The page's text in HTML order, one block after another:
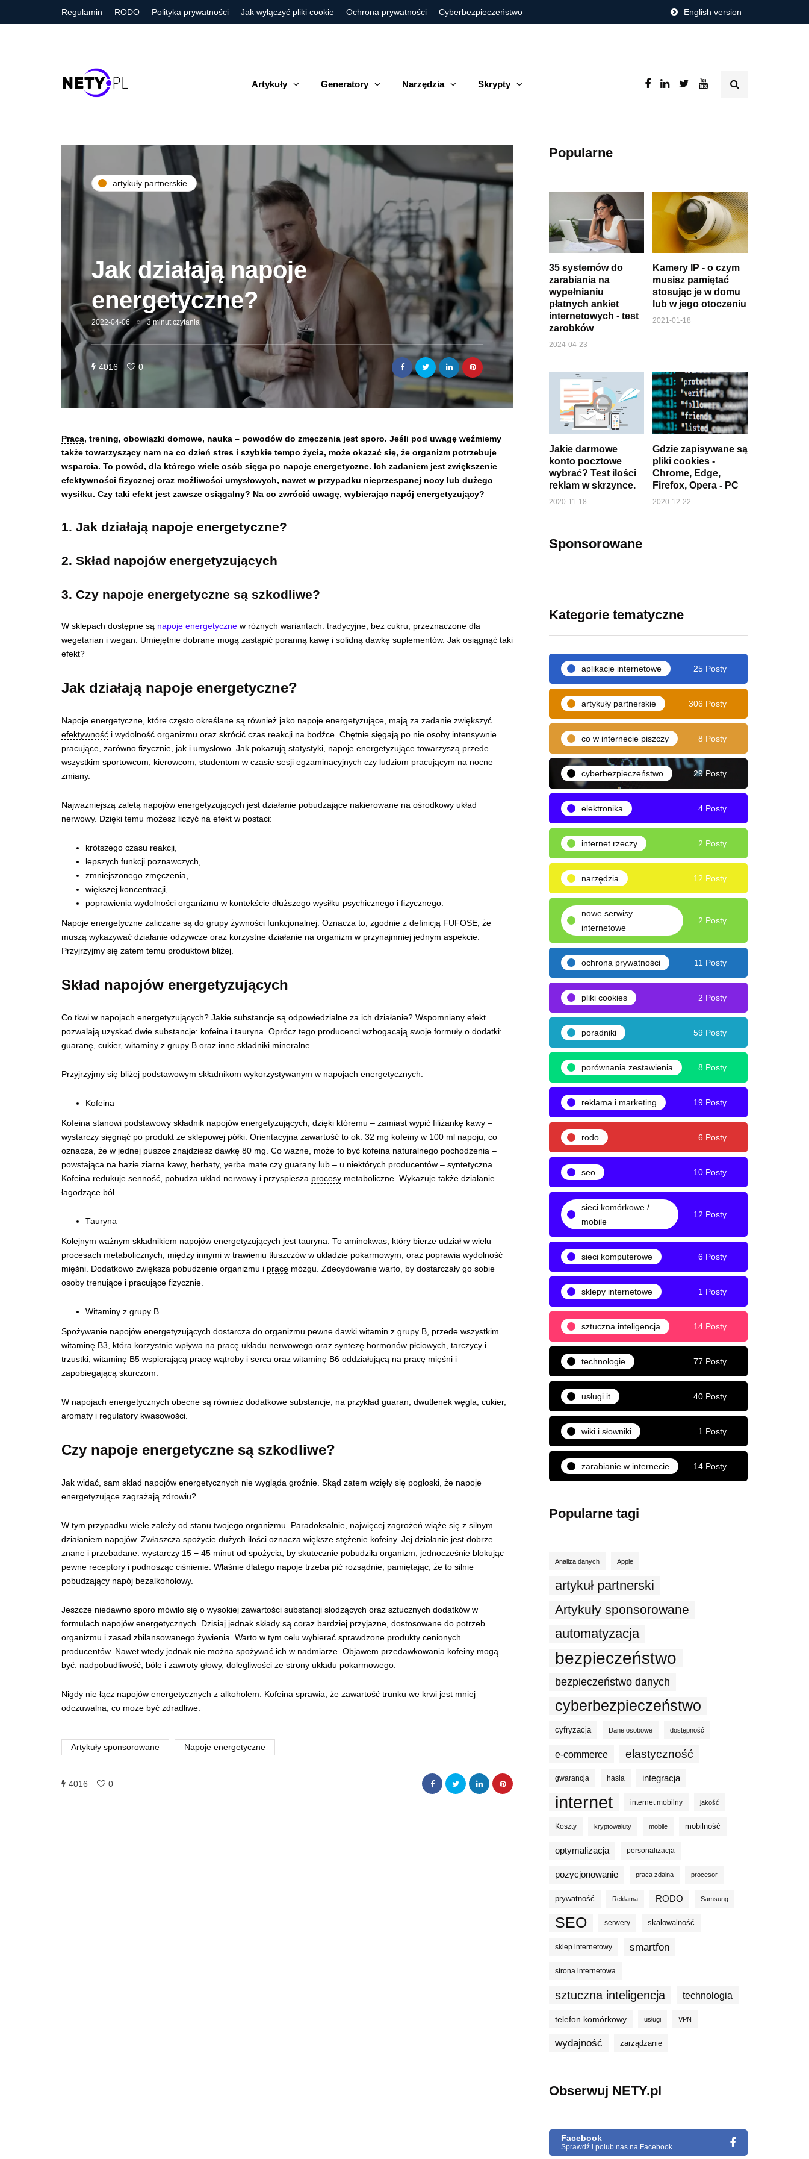
Regulamin RODO Polityka prywatności Jak wyłączyć pliki cookie Ochrona prywatności Cyberbezpieczeństwo English version
Artykuły Generatory Narzędzia Skrypty
artykuły partnerskie
Jak działają napoje
energetyczne?
2022-04-06 3 minut czytania
4016 0
Praca, trening, obowiązki domowe, nauka – powodów do zmęczenia jest sporo. Jeśli pod uwagę weźmiemy
także towarzyszący nam na co dzień stres i szybkie tempo życia, może okazać się, że organizm potrzebuje
wsparcia. To powód, dla którego wiele osób sięga po napoje energetyczne. Ich zadaniem jest zwiększenie
efektywności fizycznej oraz możliwości umysłowych, nawet w przypadku nieprzespanej nocy lub dużego
wysiłku. Czy taki efekt jest zawsze osiągalny? Na co zwrócić uwagę, wybierając napój energetyzujący?
1. Jak działają napoje energetyczne?
2. Skład napojów energetyzujących
3. Czy napoje energetyczne są szkodliwe?
W sklepach dostępne są napoje energetyczne w różnych wariantach: tradycyjne, bez cukru, przeznaczone dla
wegetarian i wegan. Umiejętnie dobrane mogą zastąpić poranną kawę i solidną dawkę suplementów. Jak osiągnąć taki
efekt?
Jak działają napoje energetyczne?
Napoje energetyczne, które często określane są również jako napoje energetyzujące, mają za zadanie zwiększyć
efektywność i wydolność organizmu oraz skrócić czas reakcji na bodźce. Chętnie sięgają po nie osoby intensywnie
pracujące, zarówno fizycznie, jak i umysłowo. Jak pokazują statystyki, napoje energetyzujące towarzyszą przede
wszystkim sportowcom, kierowcom, studentom w czasie sesji egzaminacyjnych czy ludziom pracującym na nocne
zmiany.
Najważniejszą zaletą napojów energetyzujących jest działanie pobudzające nakierowane na ośrodkowy układ
nerwowy. Dzięki temu możesz liczyć na efekt w postaci:
krótszego czasu reakcji,
lepszych funkcji poznawczych,
zmniejszonego zmęczenia,
większej koncentracji,
poprawienia wydolności organizmu w kontekście dłuższego wysiłku psychicznego i fizycznego.
Napoje energetyczne zaliczane są do grupy żywności funkcjonalnej. Oznacza to, zgodnie z definicją FUFOSE, że
muszą wykazywać działanie odżywcze oraz korzystne działanie na organizm w przynajmniej jednym aspekcie.
Przyjrzyjmy się zatem temu produktowi bliżej.
Skład napojów energetyzujących
Co tkwi w napojach energetyzujących? Jakie substancje są odpowiedzialne za ich działanie? Wspomniany efekt
pozwalają uzyskać dwie substancje: kofeina i tauryna. Oprócz tego producenci wzbogacają swoje formuły o dodatki:
guaranę, cukier, witaminy z grupy B oraz inne składniki mineralne.
Przyjrzyjmy się bliżej podstawowym składnikom wykorzystywanym w napojach energetycznych.
Kofeina
Kofeina stanowi podstawowy składnik napojów energetyzujących, dzięki któremu – zamiast wypić filiżankę kawy –
wystarczy sięgnąć po produkt ze sklepowej półki. Orientacyjna zawartość to ok. 32 mg kofeiny w 100 ml napoju, co
oznacza, że w jednej puszce znajdziesz dawkę 80 mg. Co ważne, może to być kofeina naturalnego pochodzenia –
powstająca na bazie ziarna kawy, herbaty, yerba mate czy guarany lub – u niektórych producentów – syntetyczna.
Kofeina redukuje senność, pobudza układ nerwowy i przyspiesza procesy metaboliczne. Wykazuje także działanie
łagodzące ból.
Tauryna
Kolejnym ważnym składnikiem napojów energetyzujących jest tauryna. To aminokwas, który bierze udział w wielu
procesach metabolicznych, między innymi w trawieniu tłuszczów w układzie pokarmowym, oraz poprawia wydolność
mięśni. Dodatkowo zwiększa pobudzenie organizmu i pracę mózgu. Zdecydowanie warto, by dostarczały go sobie
osoby trenujące i pracujące fizycznie.
Witaminy z grupy B
Spożywanie napojów energetyzujących dostarcza do organizmu pewne dawki witamin z grupy B, przede wszystkim
witaminę B3, która korzystnie wpływa na pracę układu nerwowego oraz syntezę hormonów płciowych, tarczycy i
trzustki, witaminę B5 wspierającą pracę wątroby i serca oraz witaminę B6 oddziałującą na pracę mięśni i
zapobiegającą skurczom.
W napojach energetycznych obecne są również dodatkowe substancje, na przykład guaran, dwutlenek węgla, cukier,
aromaty i regulatory kwasowości.
Czy napoje energetyczne są szkodliwe?
Jak widać, sam skład napojów energetycznych nie wygląda groźnie. Skąd zatem wzięły się pogłoski, że napoje
energetyzujące zagrażają zdrowiu?
W tym przypadku wiele zależy od stanu twojego organizmu. Paradoksalnie, najwięcej zagrożeń wiąże się z silnym
działaniem napojów. Zwłaszcza spożycie dużych ilości oznacza większe stężenie kofeiny. Jej działanie jest dobrze
znane i przebadane: wystarczy 15 − 45 minut od spożycia, by skutecznie pobudziła organizm, jednocześnie blokując
pewne receptory i podnosząc ciśnienie. Właśnie dlatego napoje trzeba pić rozsądnie, pamiętając, że to silnie
pobudzający napój bezalkoholowy.
Jeszcze niedawno sporo mówiło się o wysokiej zawartości substancji słodzących oraz sztucznych dodatków w
formułach napojów energetycznych. Dzisiaj jednak składy są coraz bardziej przyjazne, dostosowane do potrzeb
organizmu i zasad zbilansowanego żywienia. Warto w tym celu wybierać sprawdzone produkty cenionych
producentów. Nawet wtedy jednak nie można spożywać ich w nadmiarze. Objawem przedawkowania kofeiny mogą
być: nadpobudliwość, bóle i zawroty głowy, dolegliwości ze strony układu pokarmowego.
Nigdy nie łącz napojów energetycznych z alkoholem. Kofeina sprawia, że zawartość trunku we krwi jest mniej
odczuwalna, co może być zdradliwe.
Artykuły sponsorowane Napoje energetyczne
4016 0
Popularne
35 systemów do
zarabiania na
wypełnianiu
płatnych ankiet
internetowych - test
zarobków
2024-04-23
Kamery IP - o czym
musisz pamiętać
stosując je w domu
lub w jego otoczeniu
2021-01-18
Jakie darmowe
konto pocztowe
wybrać? Test ilości
reklam w skrzynce.
2020-11-18
Gdzie zapisywane są
pliki cookies -
Chrome, Edge,
Firefox, Opera - PC
2020-12-22
Sponsorowane
Kategorie tematyczne
aplikacje internetowe 25 Posty
artykuły partnerskie 306 Posty
co w internecie piszczy 8 Posty
cyberbezpieczeństwo 29 Posty
elektronika 4 Posty
internet rzeczy 2 Posty
narzędzia 12 Posty
nowe serwisy
internetowe
2 Posty
ochrona prywatności 11 Posty
pliki cookies 2 Posty
poradniki 59 Posty
porównania zestawienia 8 Posty
reklama i marketing 19 Posty
rodo 6 Posty
seo 10 Posty
sieci komórkowe /
mobile
12 Posty
sieci komputerowe 6 Posty
sklepy internetowe 1 Posty
sztuczna inteligencja 14 Posty
technologie 77 Posty
usługi it 40 Posty
wiki i słowniki 1 Posty
zarabianie w internecie 14 Posty
Popularne tagi
Analiza danych Apple
artykuł partnerski
Artykuły sponsorowane
automatyzacja
bezpieczeństwo
bezpieczeństwo danych
cyberbezpieczeństwo
cyfryzacja Dane osobowe dostępność
e-commerce elastyczność
gwarancja hasła integracja
internet internet mobilny jakość
Koszty kryptowaluty mobile mobilność
optymalizacja personalizacja
pozycjonowanie praca zdalna procesor
prywatność Reklama RODO Samsung
SEO serwery skalowalność
sklep internetowy smartfon
strona internetowa
sztuczna inteligencja technologia
telefon komórkowy usługi VPN
wydajność zarządzanie
Obserwuj NETY.pl
Facebook
Sprawdź i polub nas na Facebook